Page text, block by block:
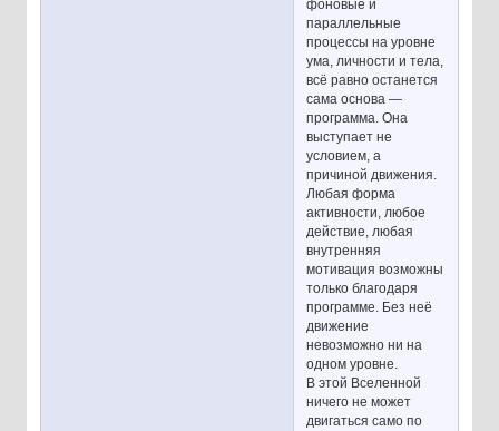
фоновые и
параллельные
процессы на уровне
ума, личности и тела,
всё равно останется
сама основа —
программа. Она
выступает не
условием, а
причиной движения.
Любая форма
активности, любое
действие, любая
внутренняя
мотивация возможны
только благодаря
программе. Без неё
движение
невозможно ни на
одном уровне.
В этой Вселенной
ничего не может
двигаться само по